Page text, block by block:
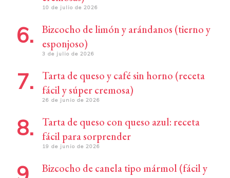
10 de julio de 2026
Bizcocho de limón y arándanos (tierno y
esponjoso)
3 de julio de 2026
Tarta de queso y café sin horno (receta
fácil y súper cremosa)
26 de junio de 2026
Tarta de queso con queso azul: receta
fácil para sorprender
19 de junio de 2026
Bizcocho de canela tipo mármol (fácil y